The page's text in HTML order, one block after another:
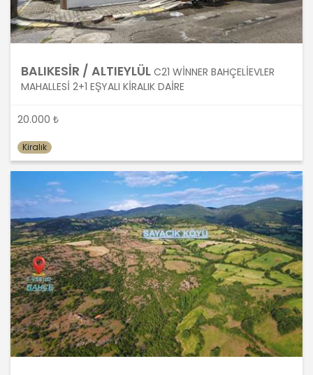
MASTERTURK FRANCHİSİNG
GAYRİMENKUL SATIŞ VE PAZARLAMA
A.Ş. kişisel verilerin hangi amaçla
işleneceğini belirlemekle ve bu
amaçları kişisel veriler işlenmeden
önce veri sahiplerinin bilgisine
belirtilen meşru ve hukuka uygun
4. İşlendikleri Amaçla Bağlantılı, Sınırlı
ve Ölçülü Olma
MASTERTURK FRANCHİSİNG
GAYRİMENKUL SATIŞ VE PAZARLAMA
A.Ş. kişisel verileri belirlenen
amaçların gerçekleştirilmesine
elverişli bir biçimde işleyecek ve
amacın gerçekleştirilmesi ile ilgili
olmayan veya ihtiyaç duyulmayan
kişisel verilerin işlenmesinden
kaçınacaktır.
BALIKESİR / ALTIEYLÜL C21 WİNNER BAHÇELİEVLER
MAHALLESİ 2+1 EŞYALI KİRALIK DAİRE
20.000 ₺
Kiralık